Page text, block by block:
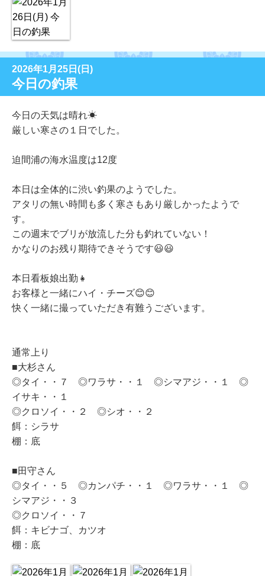
2026年1月25日(日)
今日の釣果
今日の天気は晴れ☀
厳しい寒さの１日でした。
迫間浦の海水温度は12度
本日は全体的に渋い釣果のようでした。
アタリの無い時間も多く寒さもあり厳しかったようで
す。
この週末でブリが放流した分も釣れていない！
かなりのお残り期待できそうです😃😃
本日看板娘出勤👧
お客様と一緒にハイ・チーズ😊😊
快く一緒に撮っていただき有難うございます。
通常上り
■大杉さん
◎タイ・・７ ◎ワラサ・・１ ◎シマアジ・・１ ◎
イサキ・・１
◎クロソイ・・２ ◎シオ・・２
餌：シラサ
棚：底
■田守さん
◎タイ・・５ ◎カンパチ・・１ ◎ワラサ・・１ ◎
シマアジ・・３
◎クロソイ・・７
餌：キビナゴ、カツオ
棚：底